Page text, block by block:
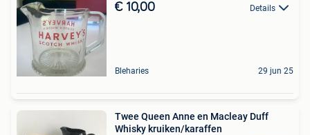
€ 10,00 Details
Bleharies 29 jun 25
Twee Queen Anne en Macleay Duff
Whisky kruiken/karaffen